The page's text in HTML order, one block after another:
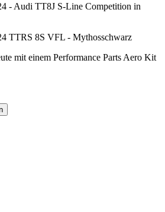
- Audi TT8J S-Line Competition in
TTRS 8S VFL - Mythosschwarz
mit einem Performance Parts Aero Kit